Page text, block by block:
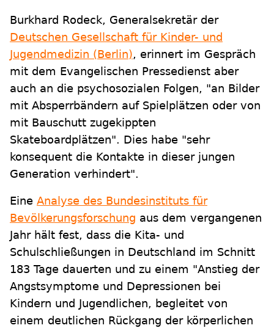
Burkhard Rodeck, Generalsekretär der
Deutschen Gesellschaft für Kinder- und
Jugendmedizin (Berlin), erinnert im Gespräch
mit dem Evangelischen Pressedienst aber
auch an die psychosozialen Folgen, "an Bilder
mit Absperrbändern auf Spielplätzen oder von
mit Bauschutt zugekippten
Skateboardplätzen". Dies habe "sehr
konsequent die Kontakte in dieser jungen
Generation verhindert".
Eine Analyse des Bundesinstituts für
Bevölkerungsforschung aus dem vergangenen
Jahr hält fest, dass die Kita- und
Schulschließungen in Deutschland im Schnitt
183 Tage dauerten und zu einem "Anstieg der
Angstsymptome und Depressionen bei
Kindern und Jugendlichen, begleitet von
einem deutlichen Rückgang der körperlichen